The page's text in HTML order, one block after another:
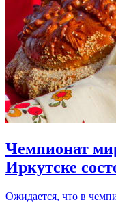
Чемпионат
Иркутске
Ожидается, что в